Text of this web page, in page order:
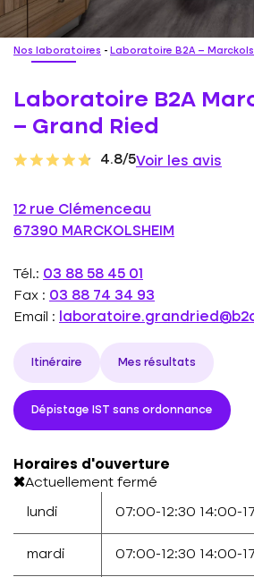
Nos laboratoires - Laboratoire B2A –
Laboratoire B2A
– Grand Ried
4.8/5Voir les avis
12 rue Clémenceau
67390 MARCKOLSHEIM
Tél.: 03 88 58 45 01
Fax : 03 88 74 34 93
Email :
Itinéraire Mes résultats
Dépistage IST sans ordonnance
Horaires d'ouverture
Actuellement fermé
lundi 07:00-12:30 14:00-
mardi 07:00-12:30 14:00-